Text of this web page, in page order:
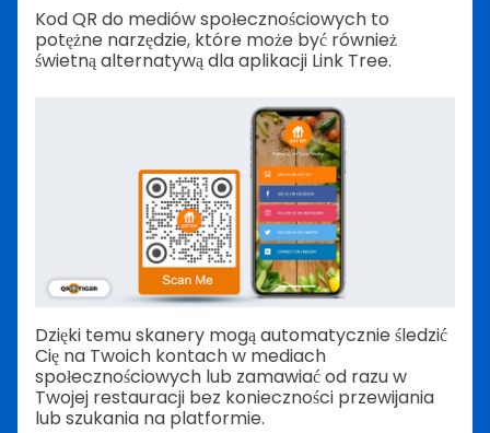
Kod QR do mediów społecznościowych to
potężne narzędzie, które może być również
świetną alternatywą dla aplikacji Link Tree.
Dzięki temu skanery mogą automatycznie śledzić
Cię na Twoich kontach w mediach
społecznościowych lub zamawiać od razu w
Twojej restauracji bez konieczności przewijania
lub szukania na platformie.